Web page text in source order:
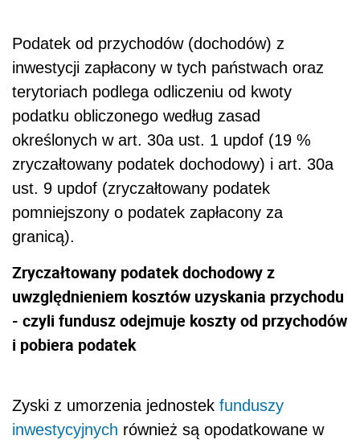
Podatek od przychodów (dochodów) z
inwestycji zapłacony w tych państwach oraz
terytoriach podlega odliczeniu od kwoty
podatku obliczonego według zasad
określonych w art. 30a ust. 1 updof (19 %
zryczałtowany podatek dochodowy) i art. 30a
ust. 9 updof (zryczałtowany podatek
pomniejszony o podatek zapłacony za
granicą).
Zryczałtowany podatek dochodowy z
uwzględnieniem kosztów uzyskania przychodu
- czyli fundusz odejmuje koszty od przychodów
i pobiera podatek
Zyski z umorzenia jednostek funduszy
inwestycyjnych również są opodatkowane w